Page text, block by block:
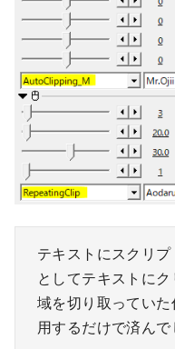
テキストにスクリプ
としてテキストに
域を切り取ってい
用するだけで済んで